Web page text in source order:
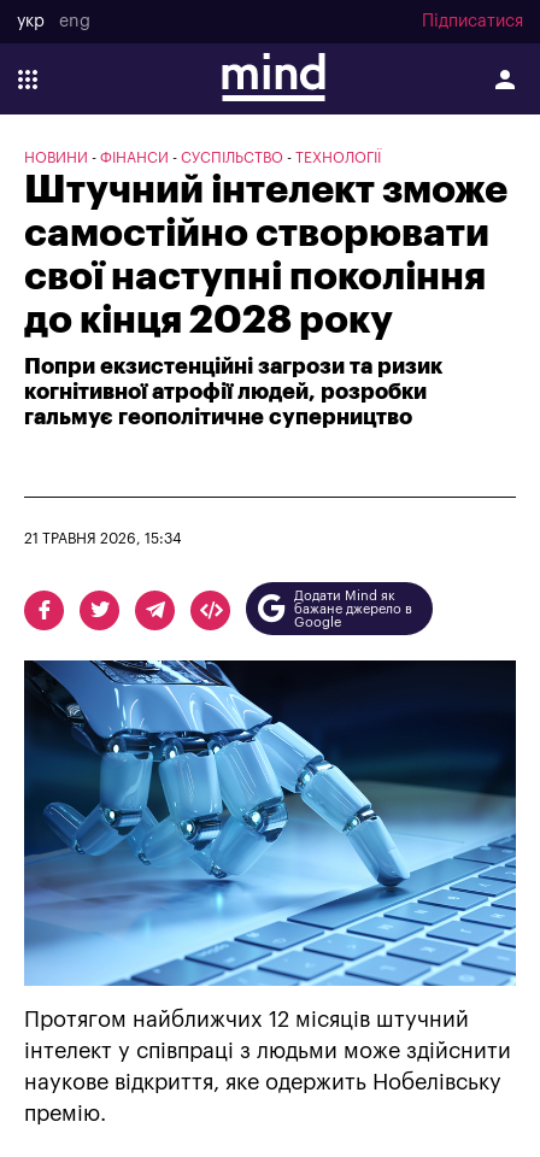
укр eng Підписатися
НОВИНИ ФІНАНСИ СУСПІЛЬСТВО ТЕХНОЛОГІЇ
Штучний інтелект зможе
самостійно створювати
свої наступні покоління
до кінця 2028 року
Попри екзистенційні загрози та ризик
когнітивної атрофії людей, розробки
гальмує геополітичне суперництво
21 ТРАВНЯ 2026, 15:34
Додати Mind як
бажане джерело в
Google
Протягом найближчих 12 місяців штучний
інтелект у співпраці з людьми може здійснити
наукове відкриття, яке одержить Нобелівську
премію.